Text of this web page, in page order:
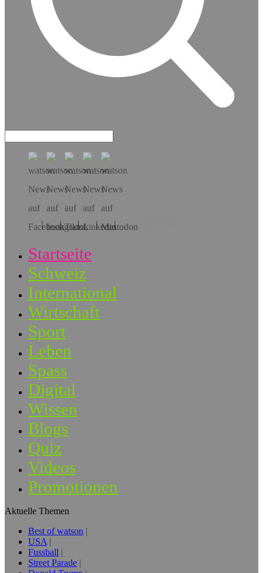
Hol dir die App!
Startseite
Schweiz
International
Wirtschaft
Sport
Leben
Spass
Digital
Wissen
Blogs
Quiz
Videos
Promotionen
Aktuelle Themen
Best of watson
USA
Fussball
Street Parade